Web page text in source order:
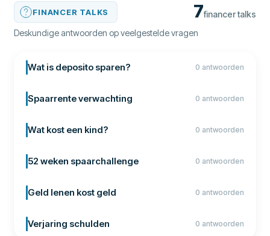
vergunning nodig om te mogen opereren *
Via het AFM-register controleer je of een
partij betrouwbaar is * De AFM
aanbieders te herkennen
FINANCER TALKS 7financer talks
Deskundige antwoorden op veelgestelde vragen
Wat is deposito sparen? 0 antwoorden
Spaarrente verwachting 0 antwoorden
Wat kost een kind? 0 antwoorden
52 weken spaarchallenge 0 antwoorden
Geld lenen kost geld 0 antwoorden
Verjaring schulden 0 antwoorden